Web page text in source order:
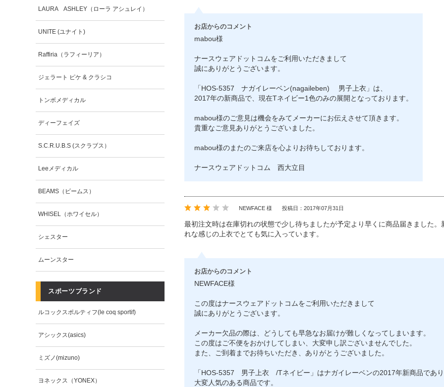
お店からのコメント
mabou様
ナースウェアドットコムをご利用いただきまして
誠にありがとうございます。
「HOS-5357 ナガイレーベン(nagaileben) 男子上衣」は、
2017年の新商品で、現在Tネイビー1色のみの展開となっております。
mabou様のご意見は機会をみてメーカーにお伝えさせて頂きます。
貴重なご意見ありがとうございました。
mabou様のまたのご来店を心よりお待ちしております。
ナースウェアドットコム 西大立目
NEWFACE 様 投稿日：2017年07月31日
最初注文時は在庫切れの状態で少し待ちましたが予定より早くに商品届きました
れな感じの上衣でとても気に入っています。
お店からのコメント
NEWFACE様
この度はナースウェアドットコムをご利用いただきまして
誠にありがとうございます。
メーカー欠品の際は、どうしても早急なお届けが難しくなってしまいます。
この度はご不便をおかけしてしまい、大変申し訳ございませんでした。
また、ご到着までお待ちいただき、ありがとうございました。
「HOS-5357 男子上衣 /Tネイビー」はナガイレーベンの2017年新商品であり
大変人気のある商品です。
LAURA ASHLEY（ローラ アシュレイ）
UNITE (ユナイト)
Raffiria（ラフィーリア）
ジェラート ピケ & クラシコ
トンボメディカル
ディーフェイズ
S.C.R.U.B.S (スクラブス）
Leeメディカル
BEAMS（ビームス）
WHISEL（ホワイセル）
シェスター
ムーンスター
スポーツブランド
ルコックスポルティフ(le coq sportif)
アシックス(asics)
ミズノ(mizuno)
ヨネックス（YONEX）